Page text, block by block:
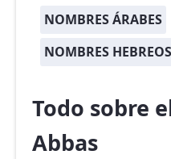
NOMBRES ÁRABES
NOMBRES HEBREOS
Todo sobre
Abbas